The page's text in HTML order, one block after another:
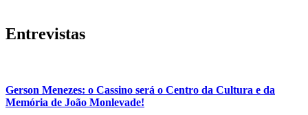
Entrevistas
Gerson Menezes: o Cassino será o Centro da Cultura e da
Memória de João Monlevade!